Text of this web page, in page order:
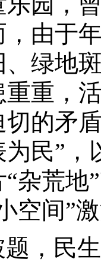
由于
绿地
重，
的矛
民”，
杂荒地
空间”
，民